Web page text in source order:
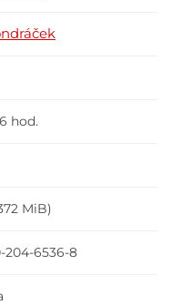
hod.
MiB)
204-6536-8